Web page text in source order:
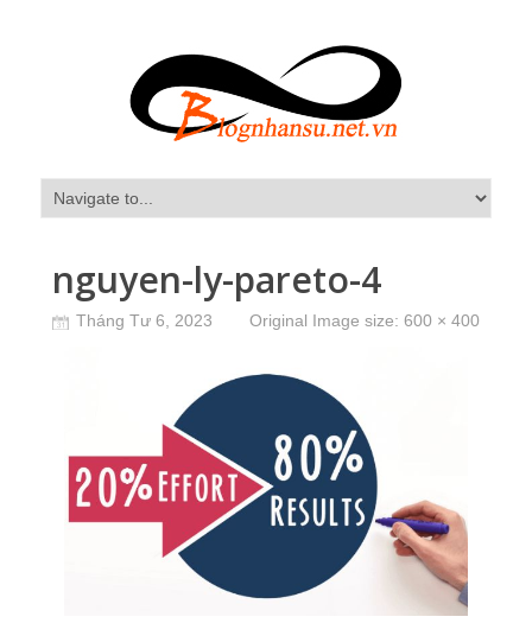
nguyen-ly-pareto-4
Tháng Tư 6, 2023 Original Image size: 600 × 400